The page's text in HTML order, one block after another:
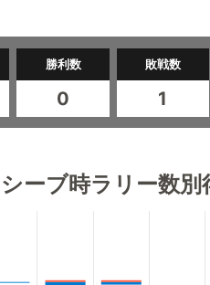
勝利数
0
敗戦数
1
ーブ時ラリー数別